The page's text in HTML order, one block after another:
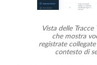
Vista delle Tracce
che mostra
registrate
contesto di